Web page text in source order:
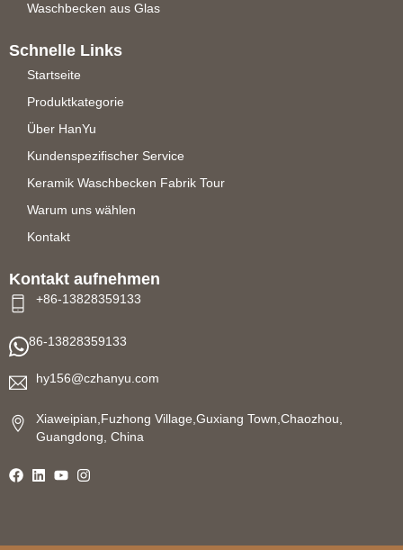
Waschbecken aus Glas
Schnelle Links
Startseite
Produktkategorie
Über HanYu
Kundenspezifischer Service
Keramik Waschbecken Fabrik Tour
Warum uns wählen
Kontakt
Kontakt aufnehmen
+86-13828359133
86-13828359133
hy156@czhanyu.com
Xiaweipian,Fuzhong Village,Guxiang Town,Chaozhou,
Guangdong, China